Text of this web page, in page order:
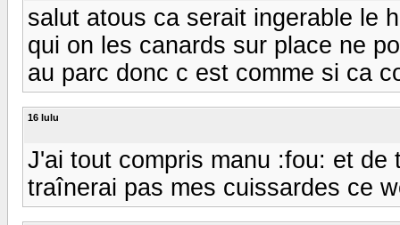
salut atous ca serait ingerable le
qui on les canards sur place ne
au parc donc c est comme si ca
16 lulu
J'ai tout compris manu :fou: et
traînerai pas mes cuissardes ce